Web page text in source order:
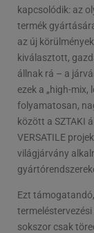
kapcsolódik: az
termék
az új
kiválasztott,
állnak rá – a
ezek a „high-mix,
folyamatosan,
között a SZTAKI
VERSATILE
világjárvány
Ezt
sokszor csak